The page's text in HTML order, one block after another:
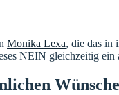
Monika Lexa, die das in
NEIN gleichzeitig ein